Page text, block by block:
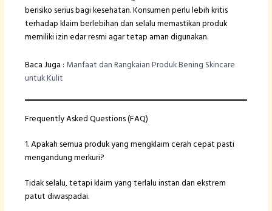
berisiko serius bagi kesehatan. Konsumen perlu lebih kritis
terhadap klaim berlebihan dan selalu memastikan produk
memiliki izin edar resmi agar tetap aman digunakan.
Baca Juga : Manfaat dan Rangkaian Produk Bening Skincare
untuk Kulit
Frequently Asked Questions (FAQ)
1. Apakah semua produk yang mengklaim cerah cepat pasti
mengandung merkuri?
Tidak selalu, tetapi klaim yang terlalu instan dan ekstrem
patut diwaspadai.